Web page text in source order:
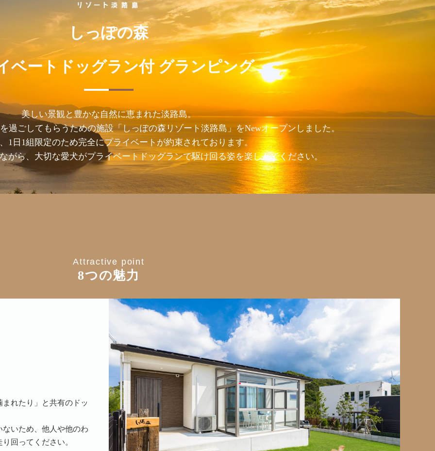
しっぽの森
ベートドッグラン付グランピング
美しい景観と豊かな自然に恵まれた淡路島。
過ごしてもらうための施設「しっぽの森リゾート淡路島」をNewオープンしました。
1日1組限定のため完全にプライベートが約束されております。
がら、大切な愛犬がプライベートドッグランで駆け回る姿を楽しんでください。
Attractive point
8つの魅力
れたり」と共有のドッ
いため、他人や他のわ
回ってください。